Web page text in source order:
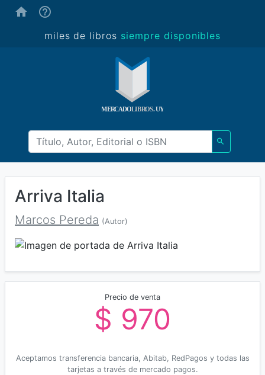
miles de libros siempre disponibles
Arriva Italia
Marcos Pereda (Autor)
Precio de venta
$ 970
Aceptamos transferencia bancaria, Abitab, RedPagos y todas las
tarjetas a través de mercado pagos.